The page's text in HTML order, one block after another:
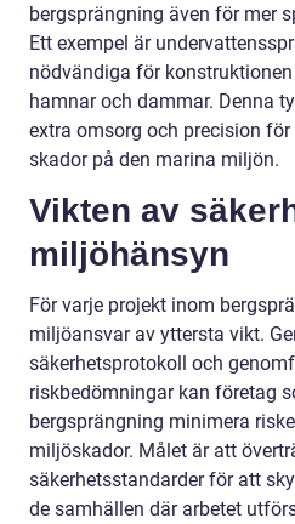
bergsprängning även för mer
Ett exempel är
nödvändiga för
hamnar och dammar. Denna
extra omsorg och precision
skador på den marina miljön.
Vikten av
miljöhänsyn
För varje projekt inom
miljöansvar av yttersta vikt.
säkerhetsprotokoll och
riskbedömningar kan företag
bergsprängning minimera
miljöskador. Målet är att
säkerhetsstandarder för att
de samhällen där arbetet